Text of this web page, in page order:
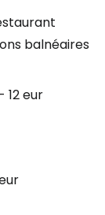
balnéaires
12 eur